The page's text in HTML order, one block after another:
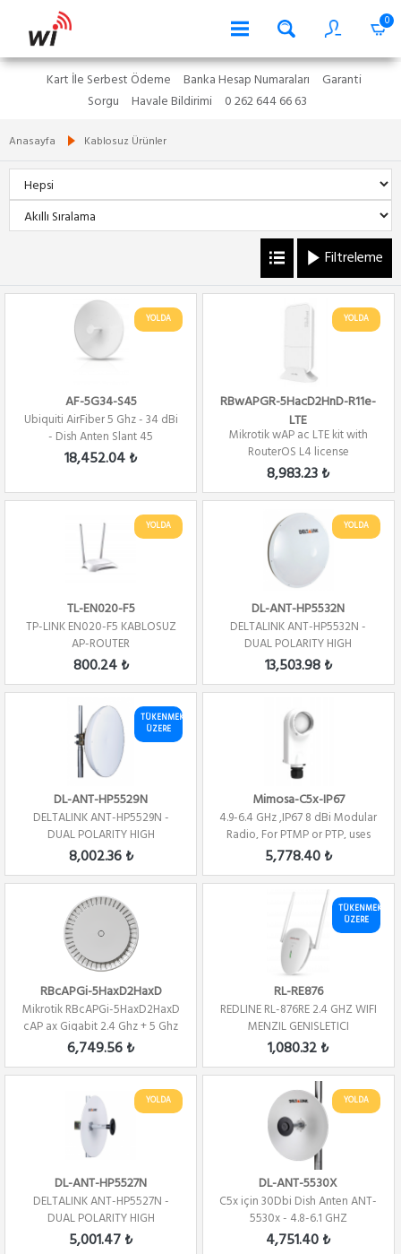
0
Kart İle Serbest Ödeme Banka Hesap Numaraları
Garanti
Sorgu
Havale Bildirimi 0 262 644 66 63
Anasayfa Kablosuz Ürünler
Filtreleme
YOLDA
AF-5G34-S45
Ubiquiti AirFiber 5 Ghz - 34 dBi
- Dish Anten Slant 45
18,452.04 ₺
YOLDA
RBwAPGR-5HacD2HnD-R11e-
LTE
Mikrotik wAP ac LTE kit with
RouterOS L4 license
8,983.23 ₺
YOLDA
TL-EN020-F5
TP-LINK EN020-F5 KABLOSUZ
AP-ROUTER
800.24 ₺
YOLDA
DL-ANT-HP5532N
DELTALINK ANT-HP5532N -
DUAL POLARITY HIGH
PERFORMANCE - DISH - ...
13,503.98 ₺
TÜKENMEK
ÜZERE
DL-ANT-HP5529N
DELTALINK ANT-HP5529N -
DUAL POLARITY HIGH
PERFORMANCE - DISH - ...
8,002.36 ₺
Mimosa-C5x-IP67
4.9-6.4 GHz ,IP67 8 dBi Modular
Radio, For PTMP or PTP, uses
N5-X...
5,778.40 ₺
RBcAPGi-5HaxD2HaxD
Mikrotik RBcAPGi-5HaxD2HaxD
cAP ax Gigabit 2.4 Ghz + 5 Ghz
2x2 ...
6,749.56 ₺
TÜKENMEK
ÜZERE
RL-RE876
REDLINE RL-876RE 2.4 GHZ WIFI
MENZIL GENISLETICI
1,080.32 ₺
YOLDA
DL-ANT-HP5527N
DELTALINK ANT-HP5527N -
DUAL POLARITY HIGH
PERFORMANCE - DISH - ...
5,001.47 ₺
YOLDA
DL-ANT-5530X
C5x için 30Dbi Dish Anten ANT-
5530x - 4.8-6.1 GHZ
4,751.40 ₺